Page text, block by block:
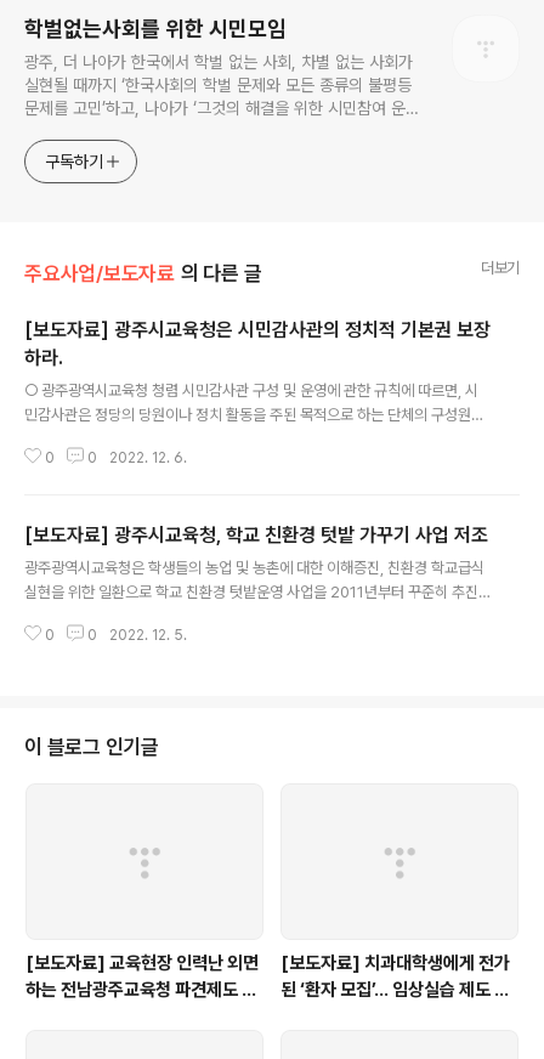
학벌없는사회를 위한 시민모임
광주, 더 나아가 한국에서 학벌 없는 사회, 차별 없는 사회가
실현될 때까지 ‘한국사회의 학벌 문제와 모든 종류의 불평등
문제를 고민’하고, 나아가 ‘그것의 해결을 위한 시민참여 운
구독하기
주요사업/보도자료 의 다른 글 더보기
[보도자료] 광주시교육청은 시민감사관의 정치적 기본권 보장
하라.
○ 광주광역시교육청 청렴 시민감사관 구성 및 운영에 관한 규칙에 따르면, 시
민감사관은 정당의 당원이나 정치 활동을 주된 목적으로 하는 단체의 구성원으
사유로 시민감사관 겸직을 금하고 있는 곳은 광주를 포함 네 곳이며, 충북은 ‘정
적으로 보장되는 정치적 시민권을 제약하면서까지 시민 감사관을 구성할 경우,
전문성 있는 감사단을 내실 있게 꾸리기도 힘들뿐더러 감사단 내에서 다양성을
보장하기도 힘들다. 결국 외부감시자로서 시민감사단의 공익활동역량만 위축될
0 0 2022. 12. 6.
[보도자료] 광주시교육청, 학교 친환경 텃밭 가꾸기 사업 저조
광주광역시교육청은 학생들의 농업 및 농촌에 대한 이해증진, 친환경 학교급식
실현을 위한 일환으로 학교 친환경 텃밭운영 사업을 2011년부터 꾸준히 추진
교는 교육과정과 연계하여 교내 생태 체험학습장 조성(상자, 유휴지 등) 및 작물
참여한 학교는 유휴지 39개교, 상자 120개교 등 159개교로, 지난해 보다 유휴
지 17개교, 상자 49개교 등 66개교가 줄어들었다. 구분 참여학교수 5년이상
0 0 2022. 12. 5.
이 블로그 인기글
[보도자료] 교육현장 인력난 외면
하는 전남광주교육청 파견제도 재
[보도자료] 치과대학생에게 전가
된 ‘환자 모집’… 임상실습 제도 개